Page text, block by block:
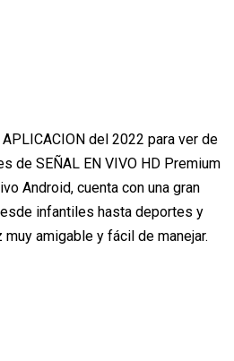
del 2022 para ver de
de SEÑAL EN VIVO HD Premium
Android, cuenta con una gran
infantiles hasta deportes y
amigable y fácil de manejar.